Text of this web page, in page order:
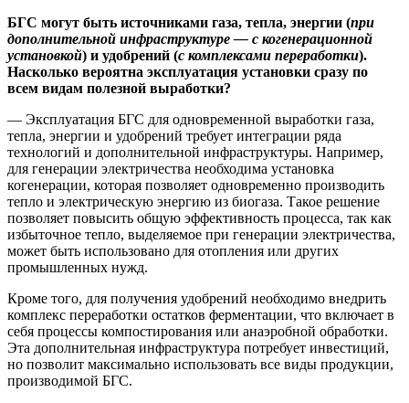
БГС могут быть источниками газа, тепла, энергии (при
дополнительной инфраструктуре — с когенерационной
установкой) и удобрений (с комплексами переработки).
Насколько вероятна эксплуатация установки сразу по
всем видам полезной выработки?
— Эксплуатация БГС для одновременной выработки газа,
тепла, энергии и удобрений требует интеграции ряда
технологий и дополнительной инфраструктуры. Например,
для генерации электричества необходима установка
когенерации, которая позволяет одновременно производить
тепло и электрическую энергию из биогаза. Такое решение
позволяет повысить общую эффективность процесса, так как
избыточное тепло, выделяемое при генерации электричества,
может быть использовано для отопления или других
промышленных нужд.
Кроме того, для получения удобрений необходимо внедрить
комплекс переработки остатков ферментации, что включает в
себя процессы компостирования или анаэробной обработки.
Эта дополнительная инфраструктура потребует инвестиций,
но позволит максимально использовать все виды продукции,
производимой БГС.